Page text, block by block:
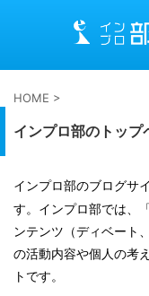
HOME >
インプロ部のトップ
インプロ部のブログサ
す。インプロ部では、
ンテンツ（ディベート
の活動内容や個人の考
トです。